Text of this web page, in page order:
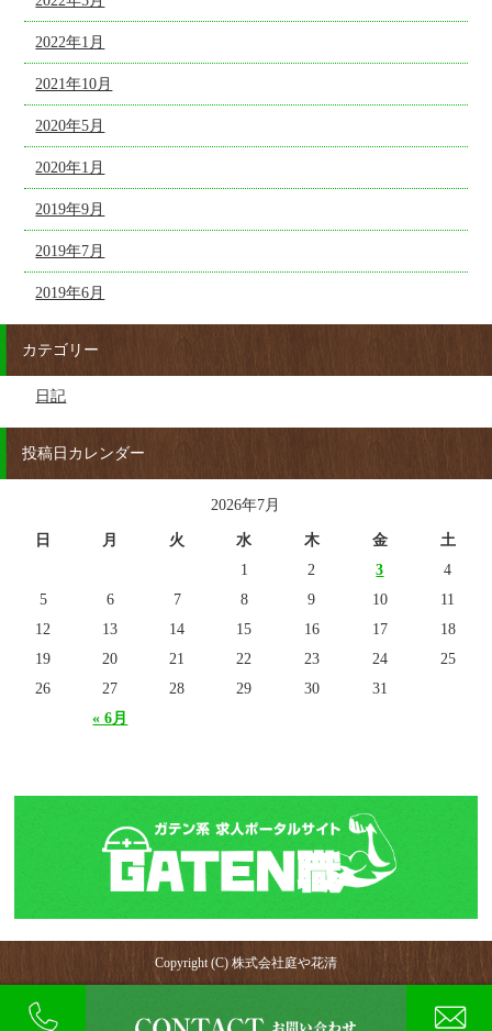
2022年1月
2021年10月
2020年5月
2020年1月
2019年9月
2019年7月
2019年6月
カテゴリー
日記
投稿日カレンダー
2026年7月
日 月 火 水 木 金 土
« 6月
1 2 3
4
5
6 7 8 9 10
11
12
13 14 15 16 17
18
19
20 21 22 23 24
25
26
27 28 29 30 31
Copyright (C) 株式会社庭や花清